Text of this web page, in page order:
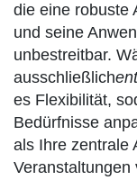
die eine robuste
und seine
unbestreitbar.
ausschließlich
es Flexibilität,
Bedürfnisse
als Ihre zentrale
Veranstaltungen